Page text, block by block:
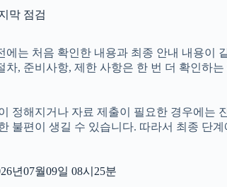
막 점검
는 처음 확인한 내용과 최종 안내 내용이
차, 준비사항, 제한 사항은 한 번 더 확인하
정해지거나 자료 제출이 필요한 경우에는
불편이 생길 수 있습니다. 따라서 최종 단
년07월09일 08시25분